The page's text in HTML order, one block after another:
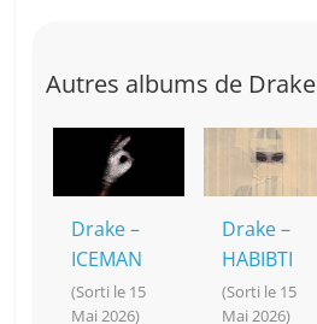
Autres albums de Drake
Drake –
ICEMAN
(Sorti le 15
Mai 2026)
Drake –
HABIBTI
(Sorti le 15
Mai 2026)